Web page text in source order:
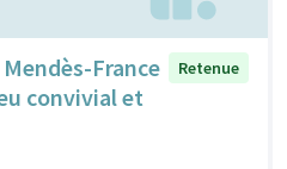
France
convivial et
Retenue